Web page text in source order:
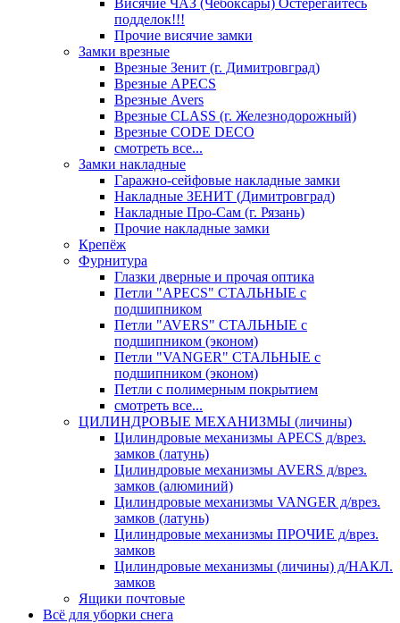
Висячие ЧАЗ (Чебоксары) Остерегайтесь
подделок!!!
Прочие висячие замки
Замки врезные
Врезные Зенит (г. Димитровград)
Врезные APECS
Врезные Avers
Врезные CLASS (г. Железнодорожный)
Врезные CODE DECO
смотреть все...
Замки накладные
Гаражно-сейфовые накладные замки
Накладные ЗЕНИТ (Димитровград)
Накладные Про-Сам (г. Рязань)
Прочие накладные замки
Крепёж
Фурнитура
Глазки дверные и прочая оптика
Петли "APECS" СТАЛЬНЫЕ с
подшипником
Петли "AVERS" СТАЛЬНЫЕ с
подшипником (эконом)
Петли "VANGER" СТАЛЬНЫЕ с
подшипником (эконом)
Петли с полимерным покрытием
смотреть все...
ЦИЛИНДРОВЫЕ МЕХАНИЗМЫ (личины)
Цилиндровые механизмы APECS д/врез.
замков (латунь)
Цилиндровые механизмы AVERS д/врез.
замков (алюминий)
Цилиндровые механизмы VANGER д/врез.
замков (латунь)
Цилиндровые механизмы ПРОЧИЕ д/врез.
замков
Цилиндровые механизмы (личины) д/НАКЛ.
замков
Ящики почтовые
Всё для уборки снега